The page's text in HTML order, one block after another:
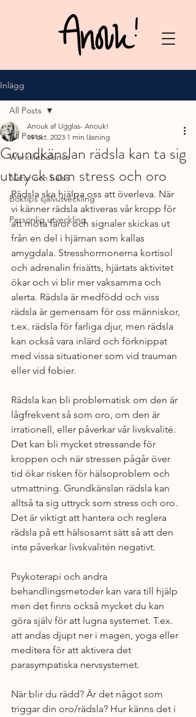
Inlägg
All Posts
Worklifebalance
Natur och hälsa
Boktips självutveckling
Personlig utveckling
All Posts
Grundkänslan rädsla kan ta sig
uttryck som stress och oro
Anouk af Ugglas- Anouk!
19 okt. 2023 1 min läsning
Rädsla ska hjälpa oss att överleva. När
vi känner rädsla aktiveras vår kropp för
att möta faror och signaler skickas ut
från en del i hjärnan som kallas
amygdala. Stresshormonerna kortisol
och adrenalin frisätts, hjärtats aktivitet
ökar och vi blir mer vaksamma och
alerta. Rädsla är medfödd och viss
rädsla är gemensam för oss människor,
t.ex. rädsla för farliga djur, men rädsla
kan också vara inlärd och förknippat
med vissa situationer som vid trauman
eller vid fobier.
Rädsla kan bli problematisk om den är
lågfrekvent så som oro, om den är
irrationell, eller påverkar vår livskvalité.
Det kan bli mycket stressande för
kroppen och när stressen pågår över
tid ökar risken för hälsoproblem och
utmattning. Grundkänslan rädsla kan
alltså ta sig uttryck som stress och oro.
Det är viktigt att hantera och reglera
rädsla på ett hälsosamt sätt så att den
inte påverkar livskvalitén negativt.
Psykoterapi och andra
behandlingsmetoder kan vara till hjälp
men det finns också mycket du kan
göra själv för att lugna systemet. T.ex.
att andas djupt ner i magen, yoga eller
meditera för att aktivera det
parasympatiska nervsystemet.
När blir du rädd? Är det något som
triggar din oro/rädsla? Hur känns det i